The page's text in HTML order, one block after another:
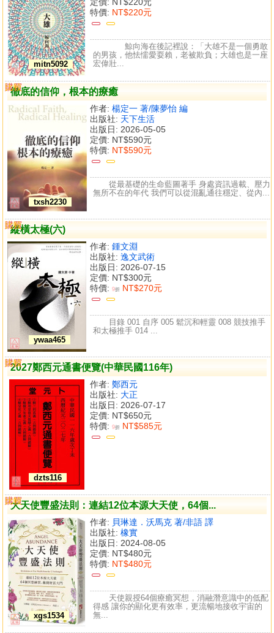
mitn5092
定價: NT$220元
特價: NT$220元
鯨向海在後記裡說：「大雄不是一個勇敢
的男孩，他怯懦愛耍賴，老被欺負；大雄也是一座
宏偉壯...
徹底的信仰，根本的療癒
txsh2230
作者: 楊定一 著/陳夢怡 編
出版社: 天下生活
出版日: 2026-05-05
定價: NT$590元
特價: NT$590元
購買
比較
從最基礎的生命藍圖著手 身處資訊過載、壓力
無所不在的年代 我們可以從混亂通往穩定、從內...
縱橫太極(六)
ywaa465
作者: 鍾文淵
出版社: 逸文武術
出版日: 2026-07-15
定價: NT$300元
特價: 9折 NT$270元
購買
比較
目錄 001 自序 005 鬆沉和輕靈 008 競技推手
和太極推手 014 ...
2027鄭西元通書便覽(中華民國116年)
dzts116
作者: 鄭西元
出版社: 大正
出版日: 2026-07-17
定價: NT$650元
特價: 9折 NT$585元
購買
比較
大天使豐盛法則：連結12位本源大天使，64個...
xgs1534
作者: 貝琳達．沃馬克 著/非語 譯
出版社: 橡實
出版日: 2024-08-05
定價: NT$480元
特價: NT$480元
購買
比較
天使親授64個療癒冥想，消融潛意識中的低配
得感 讓你的顯化更有效率，更流暢地接收宇宙的
無...